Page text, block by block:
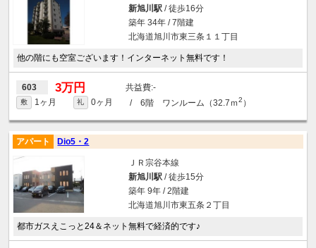
新旭川駅/ 徒歩16分
築年 34年 / 7階建
北海道旭川市東三条１１丁目
他の階にも空室ございます！インターネット無料です！
603 3万円 -
敷 1ヶ月 礼 0ヶ月 / 6階 ワンルーム（32.7ｍ2 ）
アパート Dio5・2
ＪＲ宗谷本線
新旭川駅/ 徒歩15分
築年 9年 / 2階建
北海道旭川市東五条２丁目
都市ガスえこっと24＆ネット無料で経済的です♪